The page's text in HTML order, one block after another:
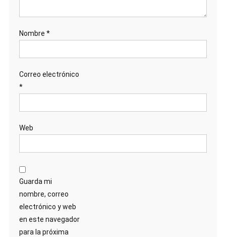
Nombre *
Correo electrónico
*
Web
Guarda mi
nombre, correo
electrónico y web
en este navegador
para la próxima